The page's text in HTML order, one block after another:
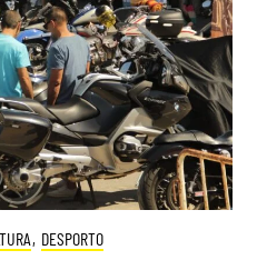
, DESPORTO